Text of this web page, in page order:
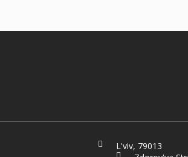
L'viv, 79013